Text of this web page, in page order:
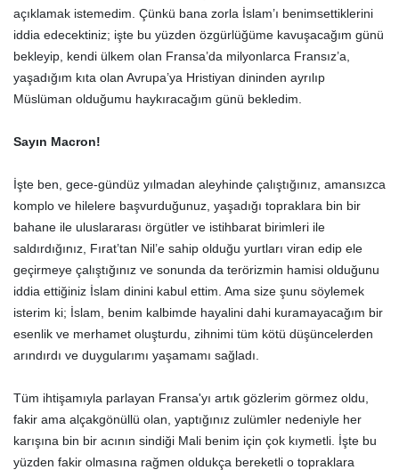
açıklamak istemedim. Çünkü bana zorla İslam’ı benimsettiklerini
iddia edecektiniz; işte bu yüzden özgürlüğüme kavuşacağım günü
bekleyip, kendi ülkem olan Fransa’da milyonlarca Fransız’a,
yaşadığım kıta olan Avrupa’ya Hristiyan dininden ayrılıp
Müslüman olduğumu haykıracağım günü bekledim.
Sayın Macron!
İşte ben, gece-gündüz yılmadan aleyhinde çalıştığınız, amansızca
komplo ve hilelere başvurduğunuz, yaşadığı topraklara bin bir
bahane ile uluslararası örgütler ve istihbarat birimleri ile
saldırdığınız, Fırat’tan Nil’e sahip olduğu yurtları viran edip ele
geçirmeye çalıştığınız ve sonunda da terörizmin hamisi olduğunu
iddia ettiğiniz İslam dinini kabul ettim. Ama size şunu söylemek
isterim ki; İslam, benim kalbimde hayalini dahi kuramayacağım bir
esenlik ve merhamet oluşturdu, zihnimi tüm kötü düşüncelerden
arındırdı ve duygularımı yaşamamı sağladı.
Tüm ihtişamıyla parlayan Fransa'yı artık gözlerim görmez oldu,
fakir ama alçakgönüllü olan, yaptığınız zulümler nedeniyle her
karışına bin bir acının sindiği Mali benim için çok kıymetli. İşte bu
yüzden fakir olmasına rağmen oldukça bereketli o topraklara